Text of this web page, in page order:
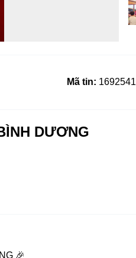
Mã tin: 1692541
DƯƠNG
🎉